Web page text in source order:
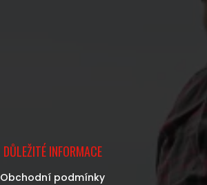
DŮLEŽITÉ INFORMACE
Obchodní podmínky